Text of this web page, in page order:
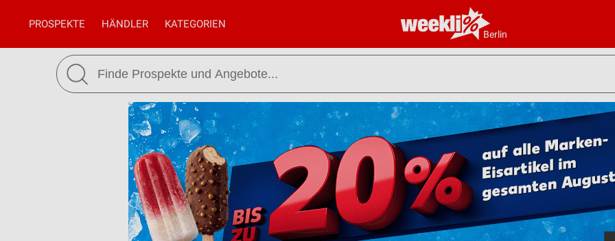
Berlin
PROSPEKTE HÄNDLER KATEGORIEN